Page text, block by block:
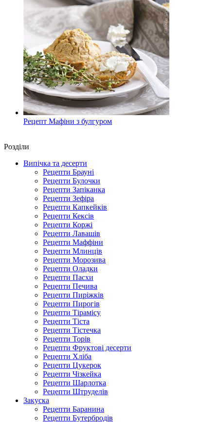
Рецепт Мафіни з булгуром
Роздiли
Випічка та десерти
Рецепти Брауні
Рецепти Булочки
Рецепти Запіканка
Рецепти Зефіра
Рецепти Капкейків
Рецепти Кексів
Рецепти Коржі
Рецепти Лавашів
Рецепти Маффіни
Рецепти Млинців
Рецепти Морозива
Рецепти Оладки
Рецепти Пасхи
Рецепти Печива
Рецепти Пиріжків
Рецепти Пирогів
Рецепти Тірамісу
Рецепти Тіста
Рецепти Тістечка
Рецепти Торів
Рецепти Фруктові десерти
Рецепти Хліба
Рецепти Цукерок
Рецепти Чізкейка
Рецепти Шарлотка
Рецепти Штруделів
Закуска
Рецепти Баранина
Рецепти Бутербродів